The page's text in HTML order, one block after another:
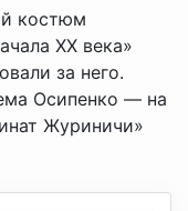
костюм
XX века»
за него.
Осипенко — на
Журиничи»